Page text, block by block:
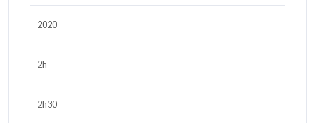
2020
2h
2h30